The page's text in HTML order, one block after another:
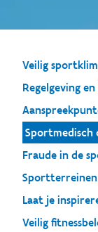
Veilig
Regelgeving
Sportmedisch
Fraude in de
Laat je
Veilig